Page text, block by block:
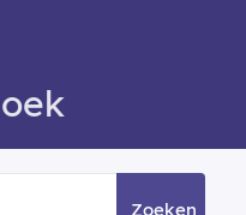
Zoeken